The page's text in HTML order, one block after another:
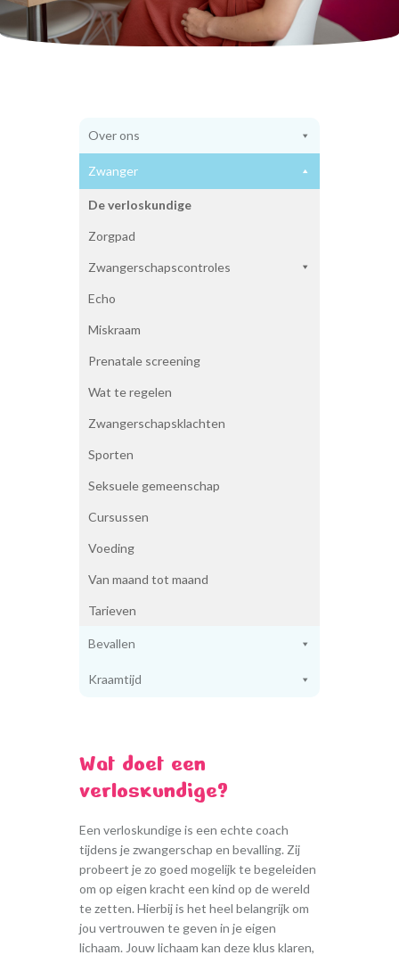
Baringshoudingen
Geboorteplan
Baby en huisdieren
Over ons
Waarom een kleine praktijk?
Contact
Over ons
Zwanger
De verloskundige
Zorgpad
Zwangerschapscontroles
Echo
Miskraam
Prenatale screening
Wat te regelen
Zwangerschapsklachten
Sporten
Seksuele gemeenschap
Cursussen
Voeding
Van maand tot maand
Tarieven
Bevallen
Kraamtijd
Wat doet een
verloskundige?
Een verloskundige is een echte coach
tijdens je zwangerschap en bevalling. Zij
probeert je zo goed mogelijk te begeleiden
om op eigen kracht een kind op de wereld
te zetten. Hierbij is het heel belangrijk om
jou vertrouwen te geven in je eigen
lichaam. Jouw lichaam kan deze klus klaren,